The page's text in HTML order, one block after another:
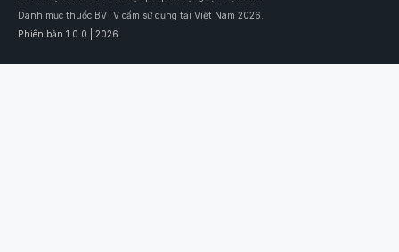
Danh mục thuốc BVTV cấm sử dụng tại Việt Nam 2026.
Phiên bản 1.0.0 | 2026